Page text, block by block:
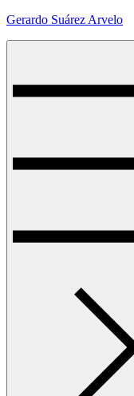
Skip
Gerardo Suárez Arvelo